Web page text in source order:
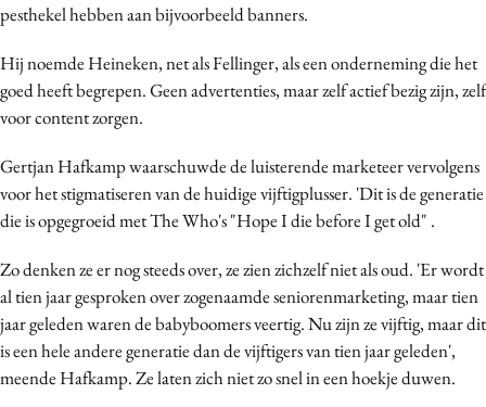
pesthekel hebben aan bijvoorbeeld banners.
Hij noemde Heineken, net als Fellinger, als een onderneming die het
goed heeft begrepen. Geen advertenties, maar zelf actief bezig zijn, zelf
voor content zorgen.
Gertjan Hafkamp waarschuwde de luisterende marketeer vervolgens
voor het stigmatiseren van de huidige vijftigplusser. 'Dit is de generatie
die is opgegroeid met The Who's "Hope I die before I get old" .
Zo denken ze er nog steeds over, ze zien zichzelf niet als oud. 'Er wordt
al tien jaar gesproken over zogenaamde seniorenmarketing, maar tien
jaar geleden waren de babyboomers veertig. Nu zijn ze vijftig, maar dit
is een hele andere generatie dan de vijftigers van tien jaar geleden',
meende Hafkamp. Ze laten zich niet zo snel in een hoekje duwen.